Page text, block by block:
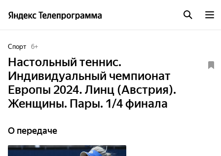
Спорт 6+
Настольный теннис.
Индивидуальный чемпионат
Европы 2024. Линц (Австрия).
Женщины. Пары. 1/4 финала
О передаче